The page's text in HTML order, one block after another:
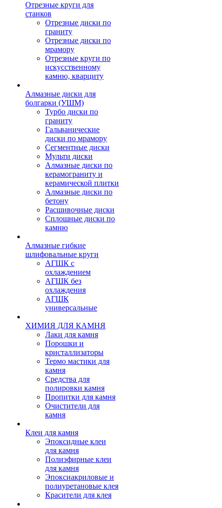
Отрезные круги для
станков
Отрезные диски по
граниту
Отрезные диски по
мрамору
Отрезные круги по
искусственному
камню, кварциту
Алмазные диски для
болгарки (УШМ)
Турбо диски по
граниту
Гальванические
диски по мрамору
Сегментные диски
Мульти диски
Алмазные диски по
керамограниту и
керамической плитки
Алмазные диски по
бетону
Расшивочные диски
Сплошные диски по
камню
Алмазные гибкие
шлифовальные круги
АГШК с
охлаждением
АГШК без
охлаждения
АГШК
универсальные
ХИМИЯ ДЛЯ КАМНЯ
Лаки для камня
Порошки и
кристаллизаторы
Термо мастики для
камня
Средства для
полировки камня
Пропитки для камня
Очистители для
камня
Клеи для камня
Эпоксидные клеи
для камня
Полиэфирные клеи
для камня
Эпоксиакриловые и
полиуретановые клея
Красители для клея